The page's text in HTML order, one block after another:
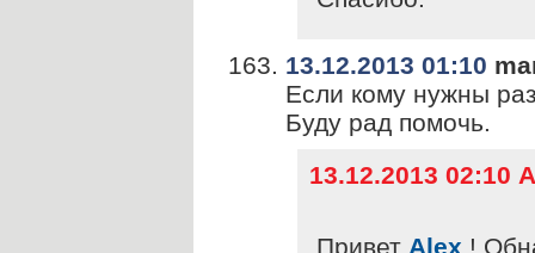
13.12.2013 01:10
Если кому нужны
Буду рад помочь.
13.12.2013 02:10
Привет Alex !